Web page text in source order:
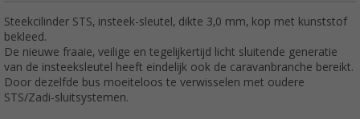
Steekcilinder STS, insteek-sleutel, dikte 3,0 mm, kop met kunststof
bekleed.
De nieuwe fraaie, veilige en tegelijkertijd licht sluitende generatie
van de insteeksleutel heeft eindelijk ook de caravanbranche bereikt.
Door dezelfde bus moeiteloos te verwisselen met oudere
STS/Zadi-sluitsystemen.